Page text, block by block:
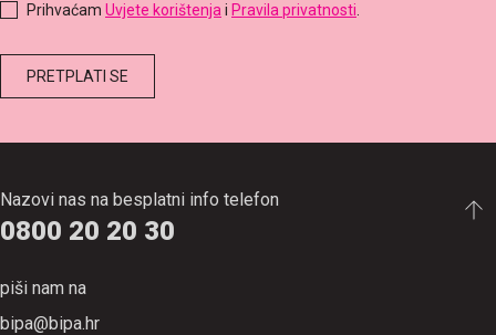
Nazovi nas na besplatni info telefon
0800 20 20 30
piši nam na
bipa@bipa.hr
Prihvaćam Uvjete korištenja i Pravila privatnosti